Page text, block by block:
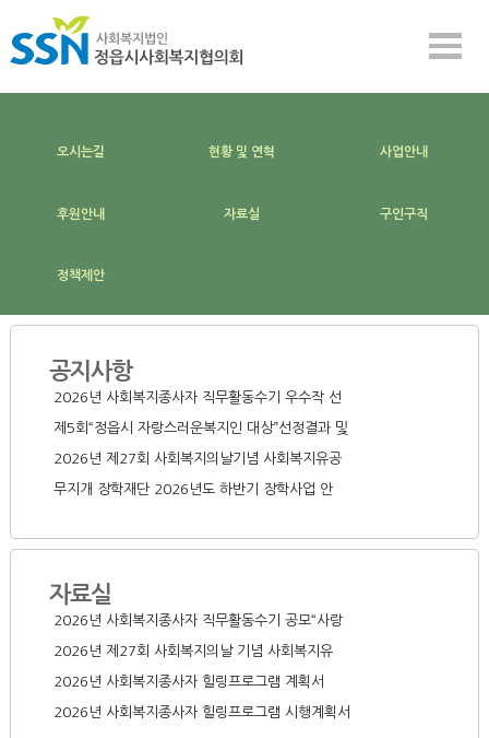
현황 및 연혁 사업안내
후원안내 자료실
공지사항
2026년 사회복지종사자 직무활동수기 우수작 선
제5회“정읍시 자랑스러운복지인 대상”선정결과 및
2026년 제27회 사회복지의날기념 사회복지유공
무지개 장학재단 2026년도 하반기 장학사업 안
자료실
2026년 사회복지종사자 직무활동수기 공모“사랑
2026년 제27회 사회복지의날 기념 사회복지유
2026년 사회복지종사자 힐링프로그램 계획서
2026년 사회복지종사자 힐링프로그램 시행계획서